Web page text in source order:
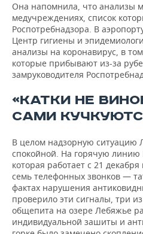
Она напомнила, что анализы
медучреждениях, список
Роспотребнадзора. В
Центр гигиены и
анализы на коронавирус, в
которые прибывают из-за
замруководителя
«КАТКИ НЕ
САМИ
В целом надзорную ситуацию
спокойной. На горячую линию
которая работает с 21
семь телефонных звонков —
фактах нарушения
проверило эти сигналы, три
общепита на озере Лебяжье
индивидуальной зашиты и